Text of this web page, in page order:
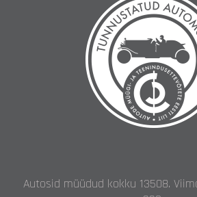
Autosid müüdud kokku 13508.